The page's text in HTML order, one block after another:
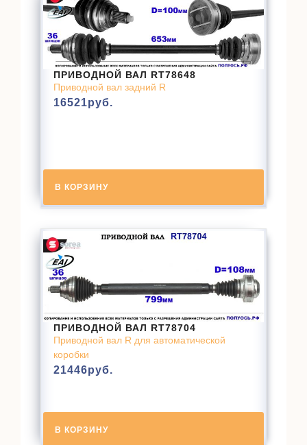
ПРИВОДНОЙ ВАЛ RT78648
Приводной вал задний R
16521руб.
В КОРЗИНУ
ПРИВОДНОЙ ВАЛ RT78704
Приводной вал R для автоматической
коробки
21446руб.
В КОРЗИНУ